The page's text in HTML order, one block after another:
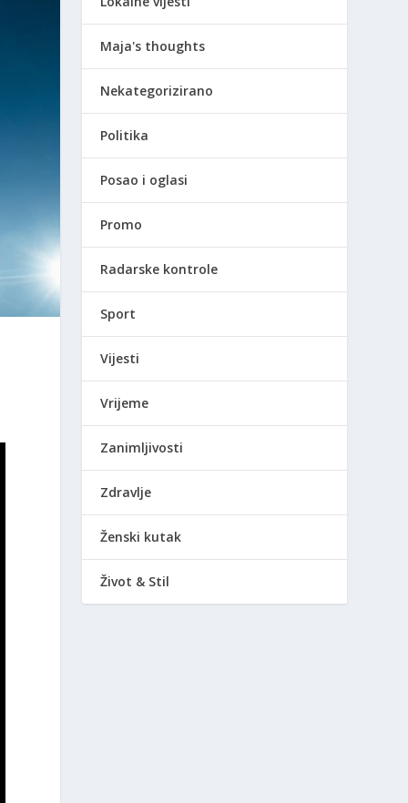
Maja's thoughts
Nekategorizirano
Politika
Posao i oglasi
Promo
Radarske kontrole
Sport
Vijesti
Vrijeme
Zanimljivosti
Zdravlje
Ženski kutak
Život & Stil